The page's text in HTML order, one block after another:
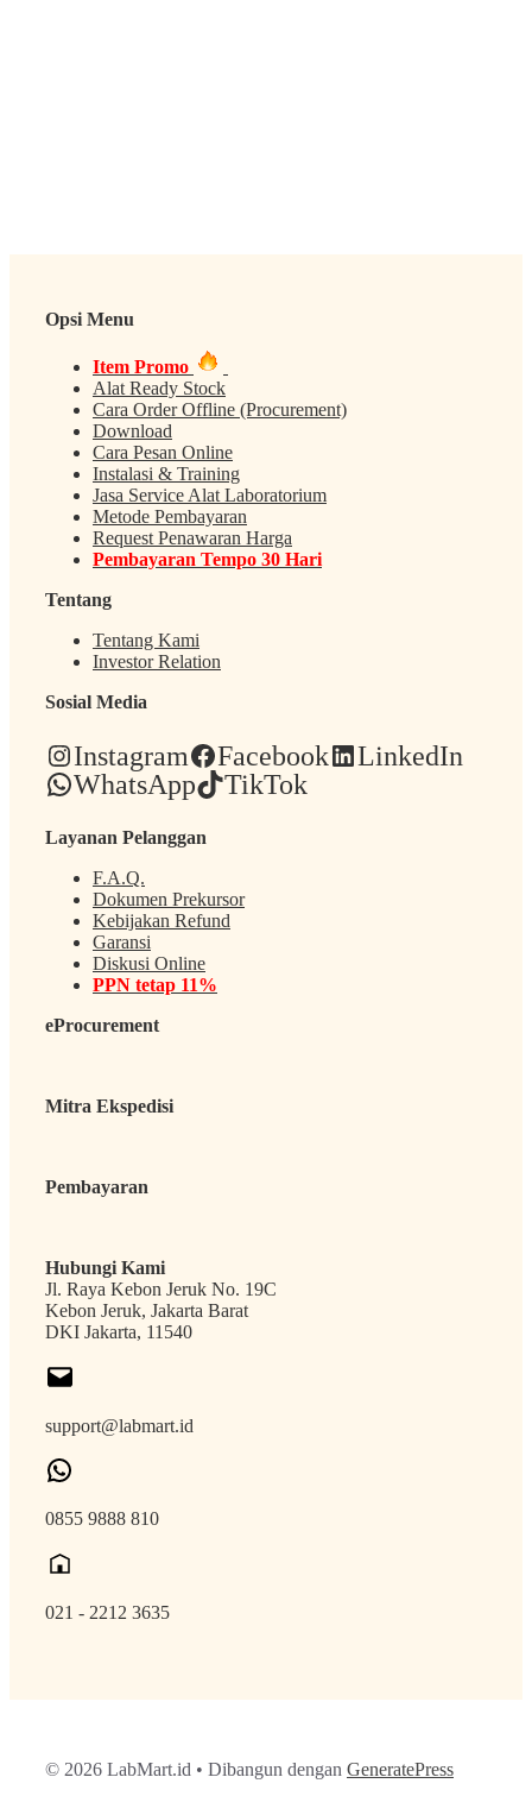
Opsi Menu
Item Promo
Alat Ready Stock
Cara Order Offline (Procurement)
Download
Cara Pesan Online
Instalasi & Training
Jasa Service Alat Laboratorium
Metode Pembayaran
Request Penawaran Harga
Pembayaran Tempo 30 Hari
Tentang
Tentang Kami
Investor Relation
Sosial Media
Instagram Facebook
LinkedIn
WhatsApp
TikTok
Layanan Pelanggan
F.A.Q.
Dokumen Prekursor
Kebijakan Refund
Garansi
Diskusi Online
PPN tetap 11%
eProcurement
Mitra Ekspedisi
Pembayaran
Hubungi Kami
Jl. Raya Kebon Jeruk No. 19C
Kebon Jeruk, Jakarta Barat
DKI Jakarta, 11540
support@labmart.id
0855 9888 810
021 - 2212 3635
© 2026 LabMart.id • Dibangun dengan GeneratePress